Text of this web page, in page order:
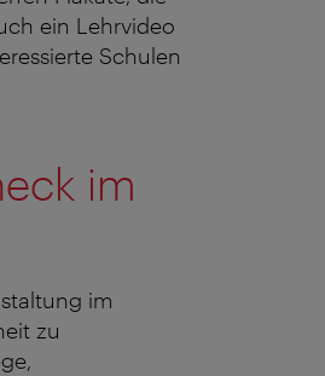
ein Lehrvideo
Schulen
im
im
zu